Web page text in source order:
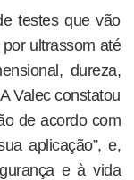
testes que vão
ultrassom até
dureza,
Valec constatou
de acordo com
aplicação”, e,
e à vida